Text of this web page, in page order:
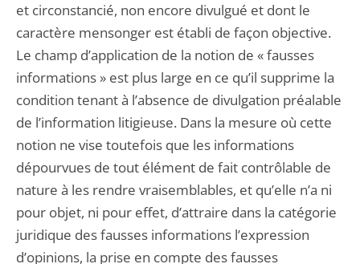
et circonstancié, non encore divulgué et dont le
caractère mensonger est établi de façon objective.
Le champ d’application de la notion de « fausses
informations » est plus large en ce qu’il supprime la
condition tenant à l’absence de divulgation préalable
de l’information litigieuse. Dans la mesure où cette
notion ne vise toutefois que les informations
dépourvues de tout élément de fait contrôlable de
nature à les rendre vraisemblables, et qu’elle n’a ni
pour objet, ni pour effet, d’attraire dans la catégorie
juridique des fausses informations l’expression
d’opinions, la prise en compte des fausses